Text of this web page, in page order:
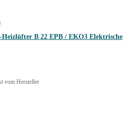
B 22 EPB / EKO3 Elektrische
vom Hersteller